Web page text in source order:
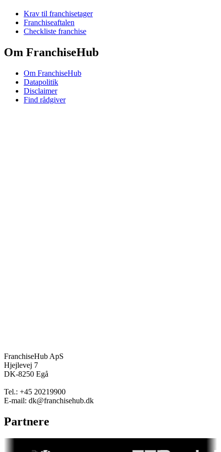
Krav til franchisetager
Franchiseaftalen
Checkliste franchise
Om FranchiseHub
Om FranchiseHub
Datapolitik
Disclaimer
Find rådgiver
FranchiseHub ApS
Hjejlevej 7
DK-8250 Egå
Tel.: +45 20219900
E-mail: dk@franchisehub.dk
Partnere